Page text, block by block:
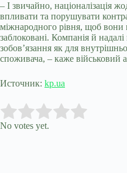
– І звичайно, націоналізація
впливати та порушувати
міжнародного рівня, щоб
заблоковані. Компанія й
зобов’язання як для
споживача, – каже військовий
Источник: kp.ua
Rate this item:
No votes yet.